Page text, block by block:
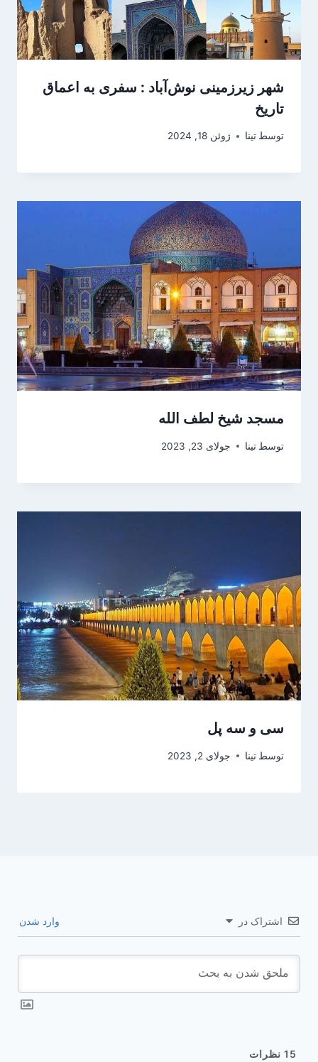
شهر زیرزمینی نوش‌آباد : سفری به اعماق
تاریخ
توسط تینا ژوئن 18, 2024
مسجد شیخ لطف الله
توسط تینا جولای 23, 2023
سی و سه پل
توسط تینا جولای 2, 2023
اشتراک در وارد شدن
15 نظرات